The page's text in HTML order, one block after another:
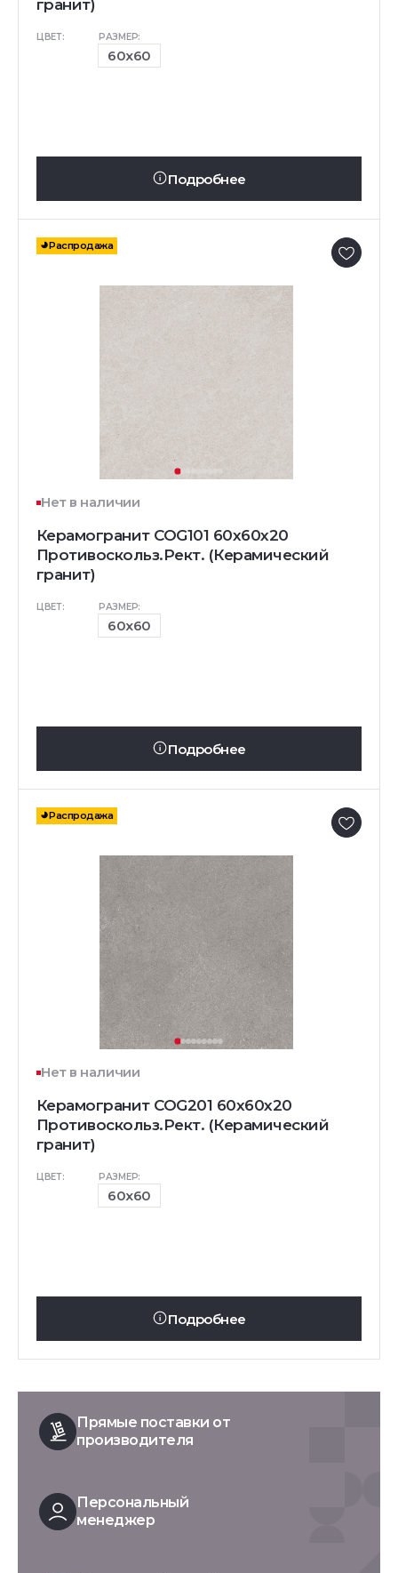
гранит)
ЦВЕТ: РАЗМЕР:
60x60
Подробнее
Распродажа
Нет в наличии
Керамогранит COG101 60x60x20
Противоскольз.Рект. (Керамический
гранит)
ЦВЕТ: РАЗМЕР:
60x60
Подробнее
Распродажа
Нет в наличии
Керамогранит COG201 60x60x20
Противоскольз.Рект. (Керамический
гранит)
ЦВЕТ: РАЗМЕР:
60x60
Подробнее
Прямые поставки от
производителя
Персональный
менеджер